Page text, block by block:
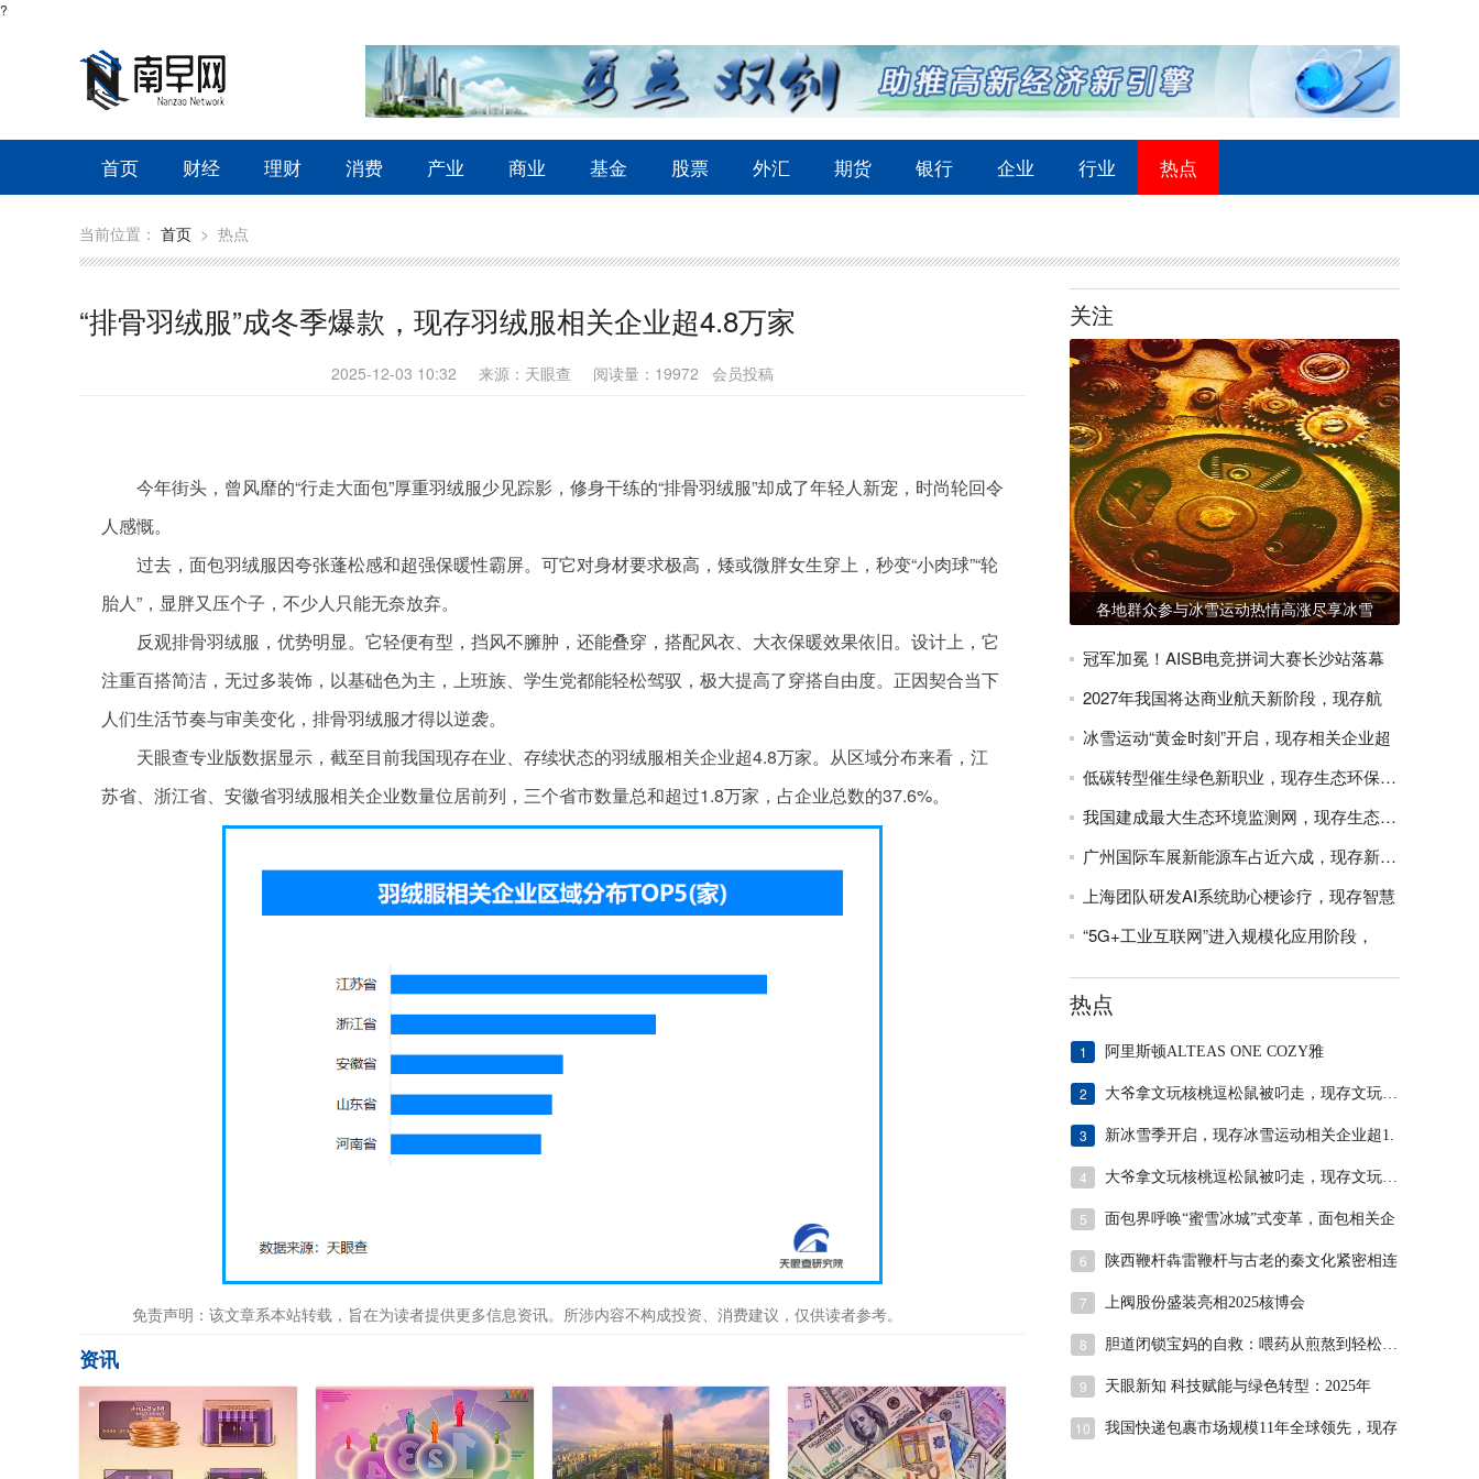
?
首页 财经 理财 消费 产业 商业 基金 股票 外汇 期货 银行 企业 行业 热点
当前位置： 首页 > 热点
“排骨羽绒服”成冬季爆款，现存羽绒服相关企业超4.8万家
2025-12-03 10:32 来源：天眼查 阅读量：19972 会员投稿
今年街头，曾风靡的“行走大面包”厚重羽绒服少见踪影，修身干练的“排骨羽绒服”却成了年轻人新宠，时尚轮回令
人感慨。
过去，面包羽绒服因夸张蓬松感和超强保暖性霸屏。可它对身材要求极高，矮或微胖女生穿上，秒变“小肉球”“轮
胎人”，显胖又压个子，不少人只能无奈放弃。
反观排骨羽绒服，优势明显。它轻便有型，挡风不臃肿，还能叠穿，搭配风衣、大衣保暖效果依旧。设计上，它
注重百搭简洁，无过多装饰，以基础色为主，上班族、学生党都能轻松驾驭，极大提高了穿搭自由度。正因契合当下
人们生活节奏与审美变化，排骨羽绒服才得以逆袭。
天眼查专业版数据显示，截至目前我国现存在业、存续状态的羽绒服相关企业超4.8万家。从区域分布来看，江
苏省、浙江省、安徽省羽绒服相关企业数量位居前列，三个省市数量总和超过1.8万家，占企业总数的37.6%。
免责声明：该文章系本站转载，旨在为读者提供更多信息资讯。所涉内容不构成投资、消费建议，仅供读者参考。
资讯
关注
各地群众参与冰雪运动热情高涨尽享冰雪
冠军加冕！AISB电竞拼词大赛长沙站落幕
2027年我国将达商业航天新阶段，现存航
冰雪运动“黄金时刻”开启，现存相关企业超
低碳转型催生绿色新职业，现存生态环保相关
我国建成最大生态环境监测网，现存生态环保
广州国际车展新能源车占近六成，现存新能源
上海团队研发AI系统助心梗诊疗，现存智慧
“5G+工业互联网”进入规模化应用阶段，
热点
1 阿里斯顿ALTEAS ONE COZY雅
2
3 新冰雪季开启，现存冰雪运动相关企业超1.
4
5 面包界呼唤“蜜雪冰城”式变革，面包相关企
6 陕西鞭杆犇雷鞭杆与古老的秦文化紧密相连
7 上阀股份盛装亮相2025核博会
8
9 天眼新知 科技赋能与绿色转型：2025年
10 我国快递包裹市场规模11年全球领先，现存